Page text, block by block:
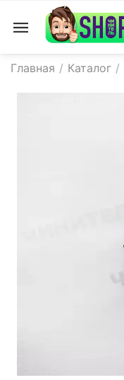
Главная / Каталог /